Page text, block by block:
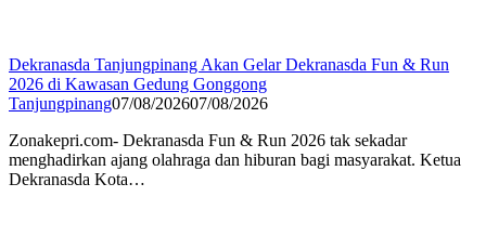
Dekranasda Tanjungpinang Akan Gelar Dekranasda Fun & Run
2026 di Kawasan Gedung Gonggong
Tanjungpinang07/08/202607/08/2026
Zonakepri.com- Dekranasda Fun & Run 2026 tak sekadar
menghadirkan ajang olahraga dan hiburan bagi masyarakat. Ketua
Dekranasda Kota…